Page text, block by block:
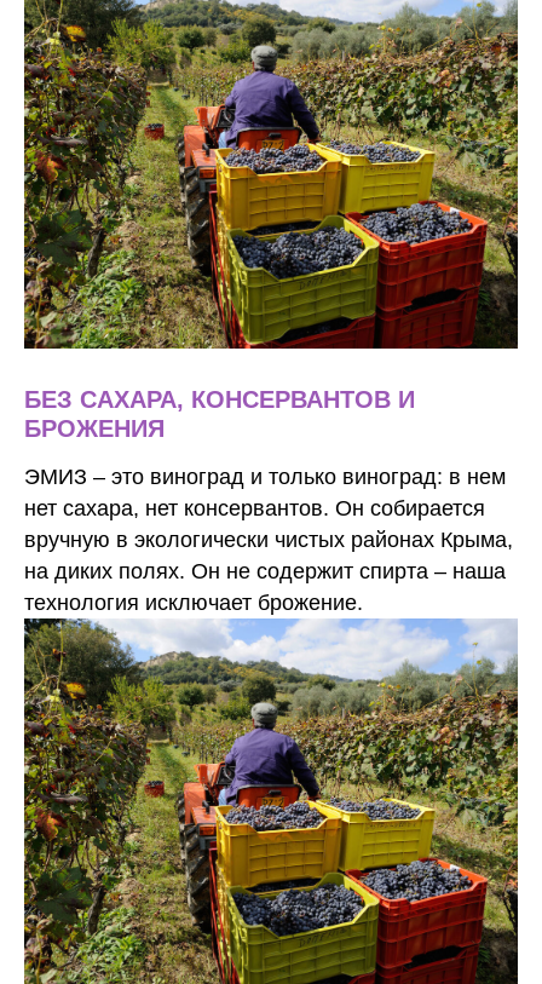
БЕЗ САХАРА, КОНСЕРВАНТОВ И
БРОЖЕНИЯ
ЭМИЗ – это виноград и только виноград: в нем
нет сахара, нет консервантов. Он собирается
вручную в экологически чистых районах Крыма,
на диких полях. Он не содержит спирта – наша
технология исключает брожение.